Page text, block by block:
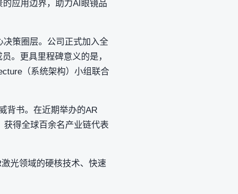
应用边界，助力AI眼镜品
策圈层。公司正式加入全
。更具里程碑意义的是，
（系统架构）小组联合
背书。在近期举办的AR
得全球百余名产业链代表
光领域的硬核技术、快速